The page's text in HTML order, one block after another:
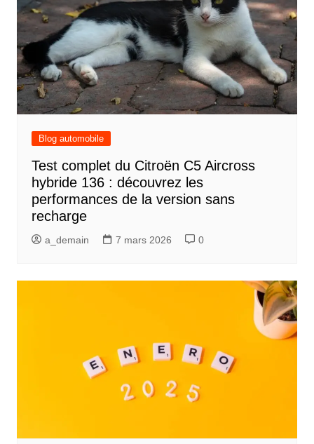
Blog automobile
Test complet du Citroën C5 Aircross
hybride 136 : découvrez les
performances de la version sans
recharge
a_demain 7 mars 2026 0